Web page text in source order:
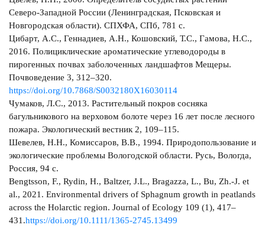
Северо-Западной России (Ленинградская, Псковская и
Новгородская области). СПХФА, СПб, 781 с.
Цибарт, А.С., Геннадиев, А.Н., Кошовский, Т.С., Гамова, Н.С.,
2016. Полициклические ароматические углеводороды в
пирогенных почвах заболоченных ландшафтов Мещеры.
Почвоведение 3, 312–320.
https://doi.org/10.7868/S0032180X16030114
Чумаков, Л.С., 2013. Растительный покров сосняка
багульникового на верховом болоте через 16 лет после лесного
пожара. Экологический вестник 2, 109–115.
Шевелев, Н.Н., Комиссаров, В.В., 1994. Природопользование и
экологические проблемы Вологодской области. Русь, Вологда,
Россия, 94 с.
Bengtsson, F., Rydin, H., Baltzer, J.L., Bragazza, L., Bu, Zh.-J. et
al., 2021. Environmental drivers of Sphagnum growth in peatlands
across the Holarctic region. Journal of Ecology 109 (1), 417–
431.https://doi.org/10.1111/1365-2745.13499